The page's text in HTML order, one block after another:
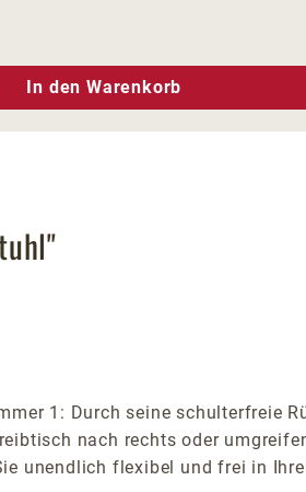
um die
In den Warenkorb
1: Durch seine schulterfreie
nach rechts oder
unendlich flexibel und frei in